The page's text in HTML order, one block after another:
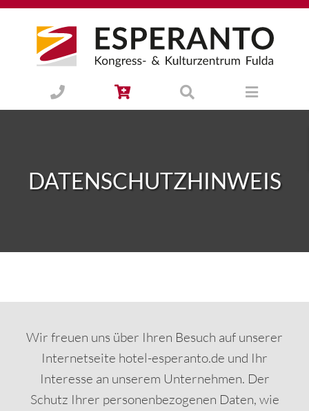
DATENSCHUTZHINWEIS
Wir freuen uns über Ihren Besuch auf unserer
Internetseite hotel-esperanto.de und Ihr
Interesse an unserem Unternehmen. Der
Schutz Ihrer personenbezogenen Daten, wie